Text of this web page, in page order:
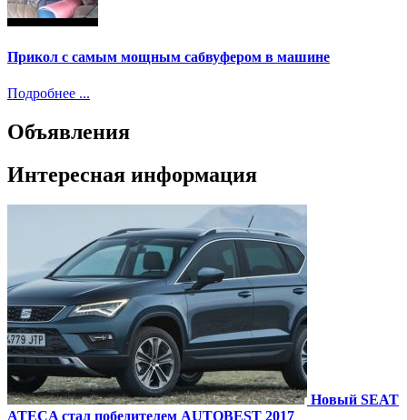
Прикол с самым мощным сабвуфером в машине
Подробнее ...
Объявления
Интересная информация
Новый SEAT
ATECA стал победителем AUTOBEST 2017